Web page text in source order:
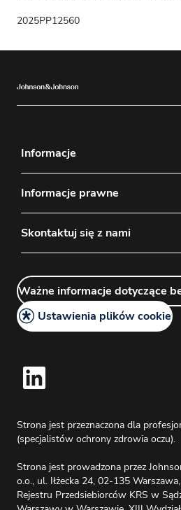
2025PP12560
Informacje
Aktualności
Mapa strony
Odpowiedzialność
Informacje prawne
Polityka prywatności
Instrukcja używania
Ważne informacje dotyczące
Informacje prawne
Polityka plików cookie
Skontaktuj się z nami
Kontakt
Praca w J&J
Ważne informacje dotyczące
Ustawienia plików cookie
Strona jest przeznaczona dla
(specjalistów ochrony zdrowia oczu).
Strona jest prowadzona przez
o.o., ul. Iłżecka 24, 02-135
Rejestru Przedsiebiorców KRS w